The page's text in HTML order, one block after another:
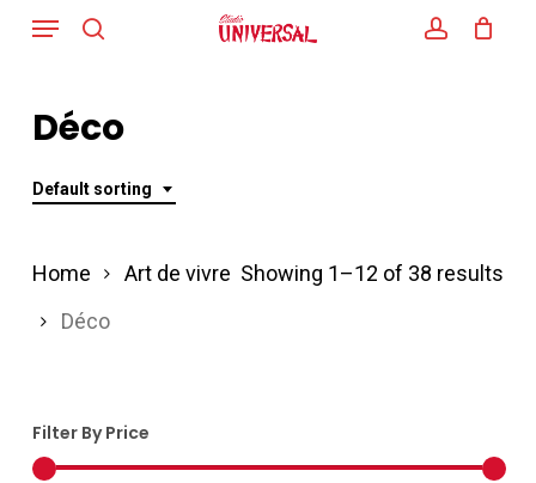
Skip
content
Menu
Déco
Default sorting
Showing 1–12 of 38 results
Home
Art de vivre
Déco
Filter By Price